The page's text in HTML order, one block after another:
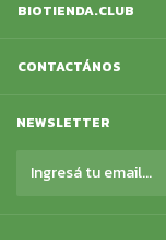
BIOTIENDA.CLUB
CONTACTÁNOS
NEWSLETTER